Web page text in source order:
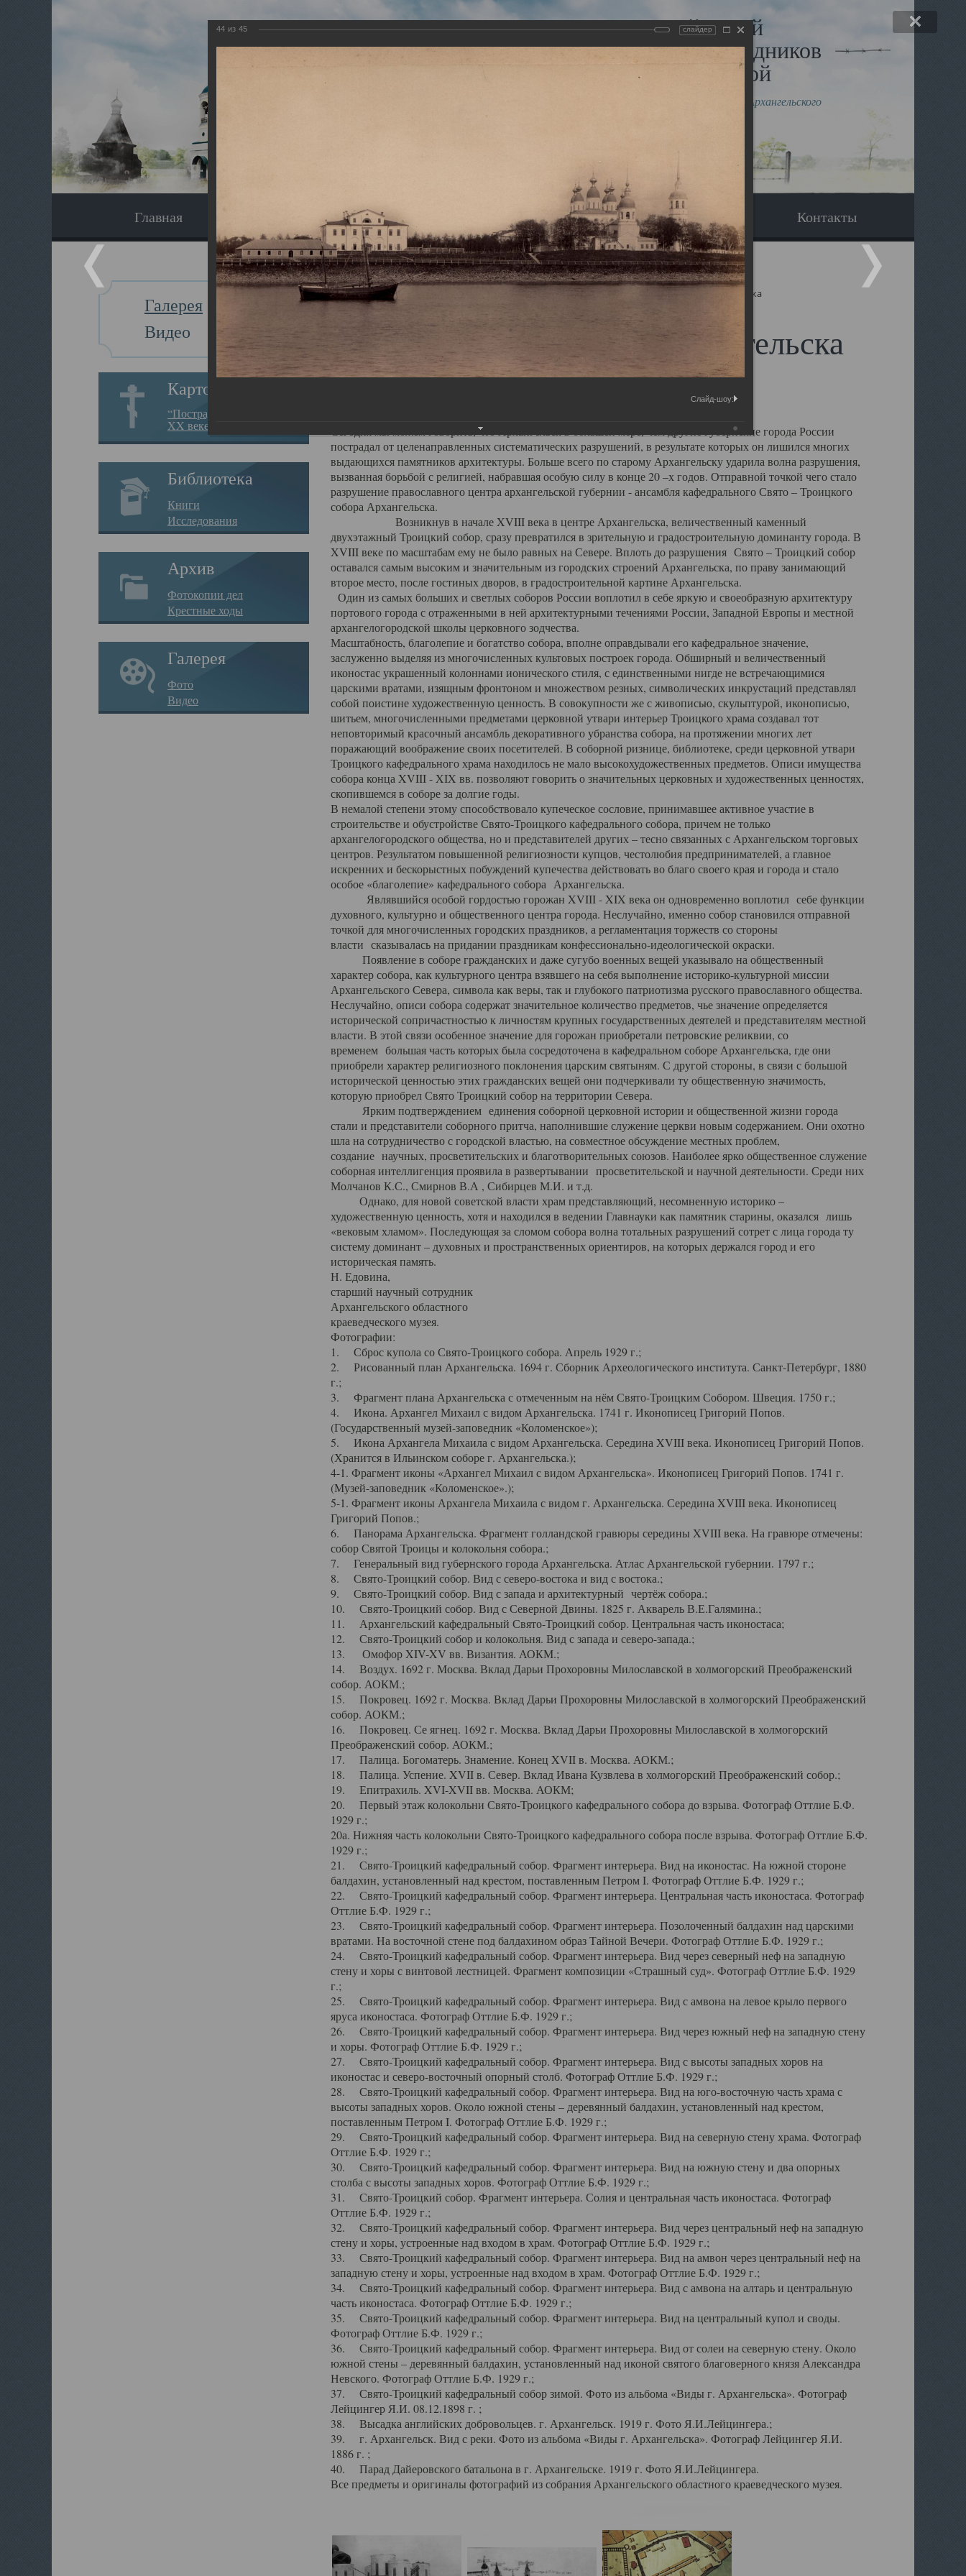
Виртуальный музей
Новомучеников и исповедников
Земли Архангельской
Сайт создан по благословлению митрополита Архангельского
Главная Наследники Галерея Вопрос-ответ Контакты
Галерея
Видео
Картотека
“Пострадавшие за веру в
XX веке на Севере”
Библиотека
Книги
Исследования
Архив
Фотокопии дел
Крестные ходы
Галерея
Фото
Видео
Главная Галерея Храмы-мученики Архангельска Свято-Троицкий собор Архангельска
Свято-Троицкий собор Архангельска
Сегодня мы можем говорить, что Архангельск в большей мере, чем другие губернские города России
пострадал от целенаправленных систематических разрушений, в результате которых он лишился многих
выдающихся памятников архитектуры. Больше всего по старому Архангельску ударила волна разрушения,
вызванная борьбой с религией, набравшая особую силу в конце 20 –х годов. Отправной точкой чего стало
разрушение православного центра архангельской губернии - ансамбля кафедрального Свято – Троицкого
собора Архангельска.
Возникнув в начале XVIII века в центре Архангельска, величественный каменный
двухэтажный Троицкий собор, сразу превратился в зрительную и градостроительную доминанту города. В
XVIII веке по масштабам ему не было равных на Севере. Вплоть до разрушения Свято – Троицкий собор
оставался самым высоким и значительным из городских строений Архангельска, по праву занимающий
второе место, после гостиных дворов, в градостроительной картине Архангельска.
Один из самых больших и светлых соборов России воплотил в себе яркую и своеобразную архитектуру
портового города с отраженными в ней архитектурными течениями России, Западной Европы и местной
архангелогородской школы церковного зодчества.
Масштабность, благолепие и богатство собора, вполне оправдывали его кафедральное значение,
заслуженно выделяя из многочисленных культовых построек города. Обширный и величественный
иконостас украшенный колоннами ионического стиля, с единственными нигде не встречающимися
царскими вратами, изящным фронтоном и множеством резных, символических инкрустаций представлял
собой поистине художественную ценность. В совокупности же с живописью, скульптурой, иконописью,
шитьем, многочисленными предметами церковной утвари интерьер Троицкого храма создавал тот
неповторимый красочный ансамбль декоративного убранства собора, на протяжении многих лет
поражающий воображение своих посетителей. В соборной ризнице, библиотеке, среди церковной утвари
Троицкого кафедрального храма находилось не мало высокохудожественных предметов. Описи имущества
собора конца XVIII - XIX вв. позволяют говорить о значительных церковных и художественных ценностях,
скопившемся в соборе за долгие годы.
В немалой степени этому способствовало купеческое сословие, принимавшее активное участие в
строительстве и обустройстве Свято-Троицкого кафедрального собора, причем не только
архангелогородского общества, но и представителей других – тесно связанных с Архангельском торговых
центров. Результатом повышенной религиозности купцов, честолюбия предпринимателей, а главное
искренних и бескорыстных побуждений купечества действовать во благо своего края и города и стало
особое «благолепие» кафедрального собора Архангельска.
Являвшийся особой гордостью горожан XVIII - XIX века он одновременно воплотил себе функции
духовного, культурно и общественного центра города. Неслучайно, именно собор становился отправной
точкой для многочисленных городских праздников, а регламентация торжеств со стороны
власти сказывалась на придании праздникам конфессионально-идеологической окраски.
Появление в соборе гражданских и даже сугубо военных вещей указывало на общественный
характер собора, как культурного центра взявшего на себя выполнение историко-культурной миссии
Архангельского Севера, символа как веры, так и глубокого патриотизма русского православного общества.
Неслучайно, описи собора содержат значительное количество предметов, чье значение определяется
исторической сопричастностью к личностям крупных государственных деятелей и представителям местной
власти. В этой связи особенное значение для горожан приобретали петровские реликвии, со
временем большая часть которых была сосредоточена в кафедральном соборе Архангельска, где они
приобрели характер религиозного поклонения царским святыням. С другой стороны, в связи с большой
исторической ценностью этих гражданских вещей они подчеркивали ту общественную значимость,
которую приобрел Свято Троицкий собор на территории Севера.
Ярким подтверждением единения соборной церковной истории и общественной жизни города
стали и представители соборного притча, наполнившие служение церкви новым содержанием. Они охотно
шла на сотрудничество с городской властью, на совместное обсуждение местных проблем,
создание научных, просветительских и благотворительных союзов. Наиболее ярко общественное служение
соборная интеллигенция проявила в развертывании просветительской и научной деятельности. Среди них
Молчанов К.С., Смирнов В.А , Сибирцев М.И. и т.д.
Однако, для новой советской власти храм представляющий, несомненную историко –
художественную ценность, хотя и находился в ведении Главнауки как памятник старины, оказался лишь
«вековым хламом». Последующая за сломом собора волна тотальных разрушений сотрет с лица города ту
систему доминант – духовных и пространственных ориентиров, на которых держался город и его
историческая память.
Н. Едовина,
старший научный сотрудник
Архангельского областного
краеведческого музея.
Фотографии:
1. Сброс купола со Свято-Троицкого собора. Апрель 1929 г.;
2. Рисованный план Архангельска. 1694 г. Сборник Археологического института. Санкт-Петербург, 1880
г.;
3. Фрагмент плана Архангельска с отмеченным на нём Свято-Троицким Собором. Швеция. 1750 г.;
4. Икона. Архангел Михаил с видом Архангельска. 1741 г. Иконописец Григорий Попов.
(Государственный музей-заповедник «Коломенское»);
5. Икона Архангела Михаила с видом Архангельска. Середина XVIII века. Иконописец Григорий Попов.
(Хранится в Ильинском соборе г. Архангельска.);
4-1. Фрагмент иконы «Архангел Михаил с видом Архангельска». Иконописец Григорий Попов. 1741 г.
(Музей-заповедник «Коломенское».);
5-1. Фрагмент иконы Архангела Михаила с видом г. Архангельска. Середина XVIII века. Иконописец
Григорий Попов.;
6. Панорама Архангельска. Фрагмент голландской гравюры середины XVIII века. На гравюре отмечены:
собор Святой Троицы и колокольня собора.;
7. Генеральный вид губернского города Архангельска. Атлас Архангельской губернии. 1797 г.;
8. Свято-Троицкий собор. Вид с северо-востока и вид с востока.;
9. Свято-Троицкий собор. Вид с запада и архитектурный чертёж собора.;
10. Свято-Троицкий собор. Вид с Северной Двины. 1825 г. Акварель В.Е.Галямина.;
11. Архангельский кафедральный Свято-Троицкий собор. Центральная часть иконостаса;
12. Свято-Троицкий собор и колокольня. Вид с запада и северо-запада.;
13. Омофор XIV-XV вв. Византия. АОКМ.;
14. Воздух. 1692 г. Москва. Вклад Дарьи Прохоровны Милославской в холмогорский Преображенский
собор. АОКМ.;
15. Покровец. 1692 г. Москва. Вклад Дарьи Прохоровны Милославской в холмогорский Преображенский
собор. АОКМ.;
16. Покровец. Се ягнец. 1692 г. Москва. Вклад Дарьи Прохоровны Милославской в холмогорский
Преображенский собор. АОКМ.;
17. Палица. Богоматерь. Знамение. Конец XVII в. Москва. АОКМ.;
18. Палица. Успение. XVII в. Север. Вклад Ивана Кузвлева в холмогорский Преображенский собор.;
19. Епитрахиль. XVI-XVII вв. Москва. АОКМ;
20. Первый этаж колокольни Свято-Троицкого кафедрального собора до взрыва. Фотограф Оттлие Б.Ф.
1929 г.;
20а. Нижняя часть колокольни Свято-Троицкого кафедрального собора после взрыва. Фотограф Оттлие Б.Ф.
1929 г.;
21. Свято-Троицкий кафедральный собор. Фрагмент интерьера. Вид на иконостас. На южной стороне
балдахин, установленный над крестом, поставленным Петром I. Фотограф Оттлие Б.Ф. 1929 г.;
22. Свято-Троицкий кафедральный собор. Фрагмент интерьера. Центральная часть иконостаса. Фотограф
Оттлие Б.Ф. 1929 г.;
23. Свято-Троицкий кафедральный собор. Фрагмент интерьера. Позолоченный балдахин над царскими
вратами. На восточной стене под балдахином образ Тайной Вечери. Фотограф Оттлие Б.Ф. 1929 г.;
24. Свято-Троицкий кафедральный собор. Фрагмент интерьера. Вид через северный неф на западную
стену и хоры с винтовой лестницей. Фрагмент композиции «Страшный суд». Фотограф Оттлие Б.Ф. 1929
г.;
25. Свято-Троицкий кафедральный собор. Фрагмент интерьера. Вид с амвона на левое крыло первого
яруса иконостаса. Фотограф Оттлие Б.Ф. 1929 г.;
26. Свято-Троицкий кафедральный собор. Фрагмент интерьера. Вид через южный неф на западную стену
и хоры. Фотограф Оттлие Б.Ф. 1929 г.;
27. Свято-Троицкий кафедральный собор. Фрагмент интерьера. Вид с высоты западных хоров на
иконостас и северо-восточный опорный столб. Фотограф Оттлие Б.Ф. 1929 г.;
28. Свято-Троицкий кафедральный собор. Фрагмент интерьера. Вид на юго-восточную часть храма с
высоты западных хоров. Около южной стены – деревянный балдахин, установленный над крестом,
поставленным Петром I. Фотограф Оттлие Б.Ф. 1929 г.;
29. Свято-Троицкий кафедральный собор. Фрагмент интерьера. Вид на северную стену храма. Фотограф
Оттлие Б.Ф. 1929 г.;
30. Свято-Троицкий кафедральный собор. Фрагмент интерьера. Вид на южную стену и два опорных
столба с высоты западных хоров. Фотограф Оттлие Б.Ф. 1929 г.;
31. Свято-Троицкий собор. Фрагмент интерьера. Солия и центральная часть иконостаса. Фотограф
Оттлие Б.Ф. 1929 г.;
32. Свято-Троицкий кафедральный собор. Фрагмент интерьера. Вид через центральный неф на западную
стену и хоры, устроенные над входом в храм. Фотограф Оттлие Б.Ф. 1929 г.;
33. Свято-Троицкий кафедральный собор. Фрагмент интерьера. Вид на амвон через центральный неф на
западную стену и хоры, устроенные над входом в храм. Фотограф Оттлие Б.Ф. 1929 г.;
34. Свято-Троицкий кафедральный собор. Фрагмент интерьера. Вид с амвона на алтарь и центральную
часть иконостаса. Фотограф Оттлие Б.Ф. 1929 г.;
35. Свято-Троицкий кафедральный собор. Фрагмент интерьера. Вид на центральный купол и своды.
Фотограф Оттлие Б.Ф. 1929 г.;
36. Свято-Троицкий кафедральный собор. Фрагмент интерьера. Вид от солеи на северную стену. Около
южной стены – деревянный балдахин, установленный над иконой святого благоверного князя Александра
Невского. Фотограф Оттлие Б.Ф. 1929 г.;
37. Свято-Троицкий кафедральный собор зимой. Фото из альбома «Виды г. Архангельска». Фотограф
Лейцингер Я.И. 08.12.1898 г. ;
38. Высадка английских добровольцев. г. Архангельск. 1919 г. Фото Я.И.Лейцингера.;
39. г. Архангельск. Вид с реки. Фото из альбома «Виды г. Архангельска». Фотограф Лейцингер Я.И.
1886 г. ;
40. Парад Дайеровского батальона в г. Архангельске. 1919 г. Фото Я.И.Лейцингера.
Все предметы и оригиналы фотографий из собрания Архангельского областного краеведческого музея.
44 из 45 слайдер
Слайд-шоу: